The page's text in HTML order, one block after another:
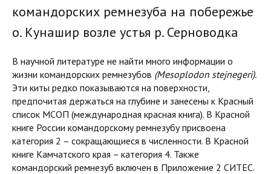
командорских ремнезуба на побережье
о. Кунашир возле устья р. Серноводка
В научной литературе не найти много информации о
жизни командорских ремнезубов (Mesoplodon stejnegeri).
Эти киты редко показываются на поверхности,
предпочитая держаться на глубине и занесены к Красный
список МСОП (международная красная книга). В Красной
книге России командорскому ремнезубу присвоена
категория 2 – сокращающиеся в численности. В Красной
книге Камчатского края – категория 4. Также
командорский ремнезуб включен в Приложение 2 СИТЕС.